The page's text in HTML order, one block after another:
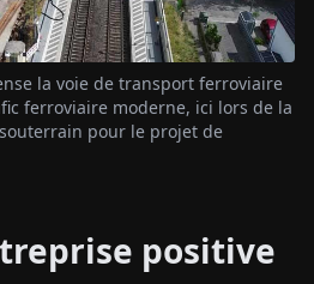
la voie de transport ferroviaire
ferroviaire moderne, ici lors de la
pour le projet de
positive